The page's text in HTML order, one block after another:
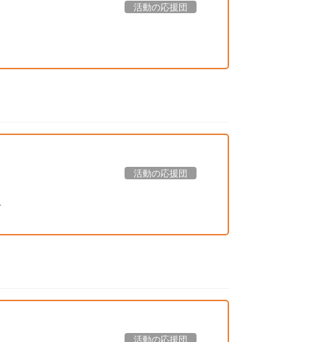
活動の応援団
活動の応援団
活動の応援団